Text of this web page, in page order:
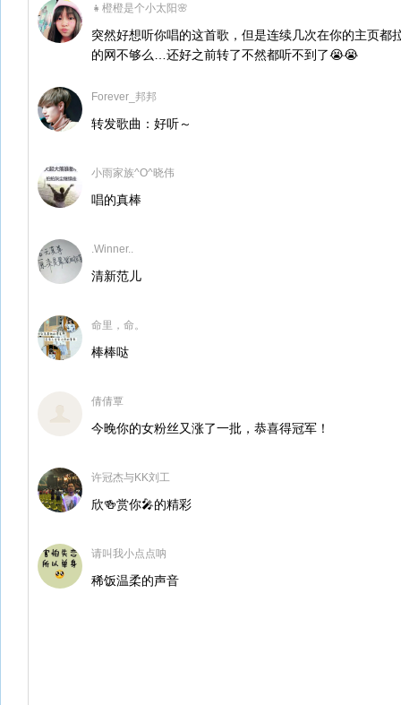
👧橙橙是个小太阳🌸
突然好想听你唱的这首歌，但是连续几次在你的主页
的网不够么…还好之前转了不然都听不到了😭😭
Forever_邦邦
转发歌曲：好听～
小雨家族^O^晓伟
唱的真棒
.Winner..
清新范儿
命里，命。
棒棒哒
倩倩覃
今晚你的女粉丝又涨了一批，恭喜得冠军！
许冠杰与KK刘工
欣🍻赏你🎤的精彩
请叫我小点点呐
稀饭温柔的声音